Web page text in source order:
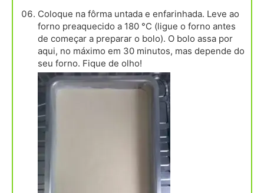
Coloque na fôrma untada e enfarinhada. Leve ao
forno preaquecido a 180 °C (ligue o forno antes
de começar a preparar o bolo). O bolo assa por
aqui, no máximo em 30 minutos, mas depende do
seu forno. Fique de olho!